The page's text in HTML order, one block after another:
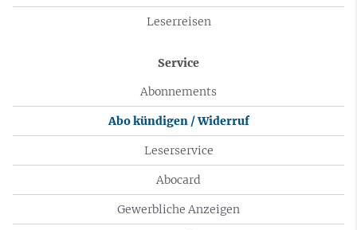
Leserreisen
Service
Abonnements
Abo kündigen / Widerruf
Leserservice
Abocard
Gewerbliche Anzeigen